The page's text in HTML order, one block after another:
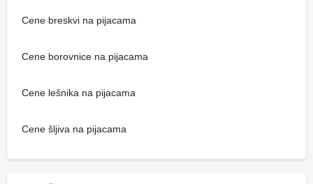
Cene breskvi na pijacama
Cene borovnice na pijacama
Cene lešnika na pijacama
Cene šljiva na pijacama